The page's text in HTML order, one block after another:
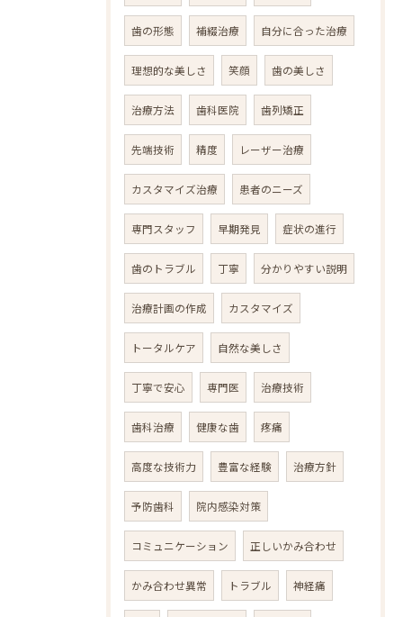
歯の形態 補綴治療 自分に合った治療
理想的な美しさ 笑顔 歯の美しさ
治療方法 歯科医院 歯列矯正
先端技術 精度 レーザー治療
カスタマイズ治療 患者のニーズ
専門スタッフ 早期発見 症状の進行
歯のトラブル 丁寧 分かりやすい説明
治療計画の作成 カスタマイズ
トータルケア 自然な美しさ
丁寧で安心 専門医 治療技術
歯科治療 健康な歯 疼痛
高度な技術力 豊富な経験 治療方針
予防歯科 院内感染対策
コミュニケーション 正しいかみ合わせ
かみ合わせ異常 トラブル 神経痛